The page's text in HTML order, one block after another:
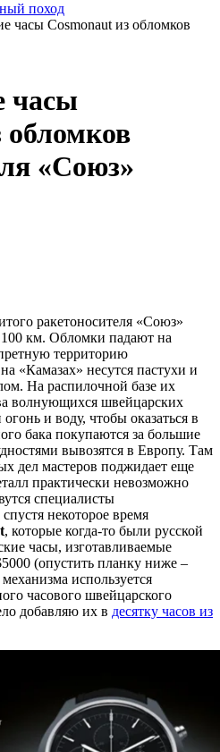
поход
часы Cosmonaut из обломков
часы
обломков
«Союз»
ракетоносителя «Союз»
км. Обломки падают на
территорию
«Камазах» несутся пастухи и
На распилочной базе их
волнующихся швейцарских
и воду, чтобы оказаться в
бака покупаются за большие
вывозятся в Европу. Там
дел мастеров поджидает еще
практически невозможно
специалисты
некоторое время
, которые когда-то были русской
часы, изготавливаемые
(опустить планку ниже –
используется
часового швейцарского
добавляю их в десятку часов из